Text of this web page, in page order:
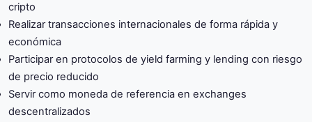
cripto
Realizar transacciones internacionales de forma rápida y
económica
Participar en protocolos de yield farming y lending con riesgo
de precio reducido
Servir como moneda de referencia en exchanges
descentralizados